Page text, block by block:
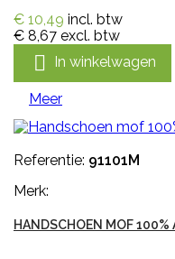
€ 10,49 incl. btw
€ 8,67 excl. btw
 In winkelwagen
Meer
Referentie: 91101M
Merk:
HANDSCHOEN MOF 100%